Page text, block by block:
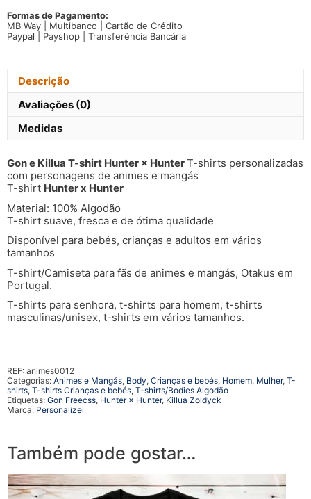
Killua
T-
Hunter
Formas de Pagamento:
MB Way | Multibanco | Cartão de Crédito
Paypal | Payshop | Transferência Bancária
Descrição
Avaliações (0)
Medidas
Gon e Killua T-shirt Hunter × HunterT-shirts personalizadas
com personagens de animes e mangás
T-shirt Hunter x Hunter
Material: 100% Algodão
T-shirt suave, fresca e de ótima qualidade
Disponível para bebés, crianças e adultos em vários
tamanhos
T-shirt/Camiseta para fãs de animes e mangás, Otakus em
Portugal.
T-shirts para senhora, t-shirts para homem, t-shirts
masculinas/unisex, t-shirts em vários tamanhos.
REF: animes0012
Categorias: Animes e Mangás, Body, Crianças e bebés, Homem, Mulher, T-
shirts, T-shirts Crianças e bebés, T-shirts/Bodies Algodão
Etiquetas: Gon Freecss, Hunter × Hunter, Killua Zoldyck
Marca: Personalizei
Também pode gostar…